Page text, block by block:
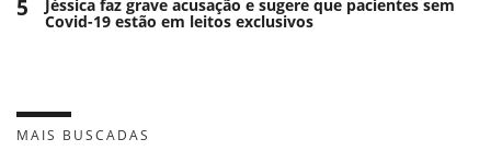
5 Jéssica faz grave acusação e sugere que pacientes sem
Covid-19 estão em leitos exclusivos
MAIS BUSCADAS